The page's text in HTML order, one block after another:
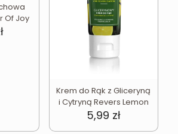
Of Joy
Krem do Rąk z Gliceryną
i Cytryną Revers Lemon
5,99 zł